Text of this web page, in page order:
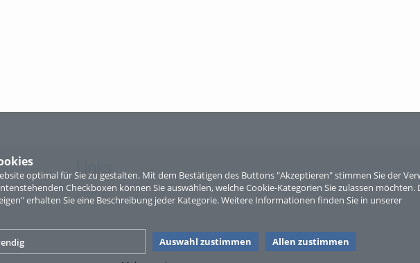
optimal für Sie zu gestalten. Mit dem Bestätigen des Buttons "Akzeptieren" stimmen Sie der
Checkboxen können Sie auswählen, welche Cookie-Kategorien Sie zulassen möchten.
erhalten Sie eine Beschreibung jeder Kategorie. Weitere Informationen finden Sie in unserer
Auswahl zustimmen
Allen zustimmen
Links
Sitemap